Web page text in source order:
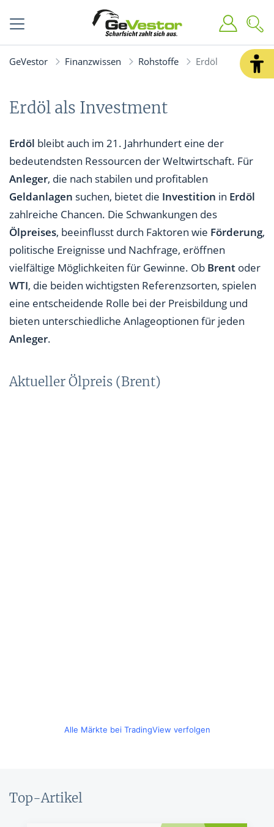
GeVestor Finanzwissen Rohstoffe Erdöl
Erdöl als Investment
Erdöl bleibt auch im 21. Jahrhundert eine der
bedeutendsten Ressourcen der Weltwirtschaft. Für
Anleger, die nach stabilen und profitablen
Geldanlagen suchen, bietet die Investition in Erdöl
zahlreiche Chancen. Die Schwankungen des
Ölpreises, beeinflusst durch Faktoren wie Förderung,
politische Ereignisse und Nachfrage, eröffnen
vielfältige Möglichkeiten für Gewinne. Ob Brent oder
WTI, die beiden wichtigsten Referenzsorten, spielen
eine entscheidende Rolle bei der Preisbildung und
bieten unterschiedliche Anlageoptionen für jeden
Anleger.
Aktueller Ölpreis (Brent)
Alle Märkte bei TradingView verfolgen
Top-Artikel